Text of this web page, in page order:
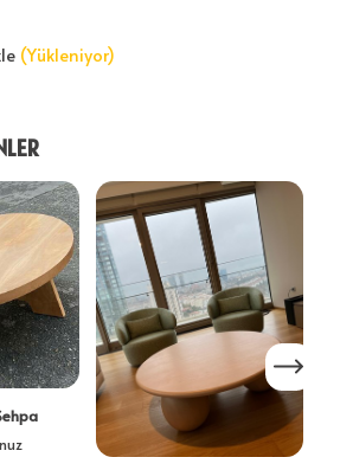
(Yükleniyor)